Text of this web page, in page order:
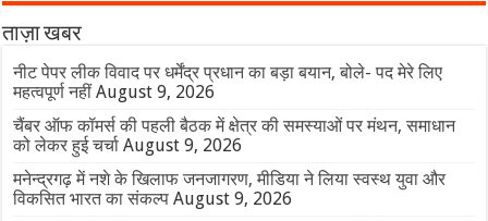
ताज़ा खबर
नीट पेपर लीक विवाद पर धर्मेंद्र प्रधान का बड़ा बयान, बोले- पद मेरे लिए
महत्वपूर्ण नहीं August 9, 2026
चैंबर ऑफ कॉमर्स की पहली बैठक में क्षेत्र की समस्याओं पर मंथन, समाधान
को लेकर हुई चर्चा August 9, 2026
मनेन्द्रगढ़ में नशे के खिलाफ जनजागरण, मीडिया ने लिया स्वस्थ युवा और
विकसित भारत का संकल्प August 9, 2026